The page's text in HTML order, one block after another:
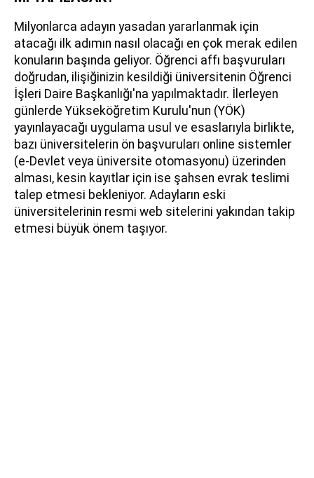
Milyonlarca adayın yasadan yararlanmak için
atacağı ilk adımın nasıl olacağı en çok merak edilen
konuların başında geliyor. Öğrenci affı başvuruları
doğrudan, ilişiğinizin kesildiği üniversitenin Öğrenci
İşleri Daire Başkanlığı'na yapılmaktadır. İlerleyen
günlerde Yükseköğretim Kurulu'nun (YÖK)
yayınlayacağı uygulama usul ve esaslarıyla birlikte,
bazı üniversitelerin ön başvuruları online sistemler
(e-Devlet veya üniversite otomasyonu) üzerinden
alması, kesin kayıtlar için ise şahsen evrak teslimi
talep etmesi bekleniyor. Adayların eski
üniversitelerinin resmi web sitelerini yakından takip
etmesi büyük önem taşıyor.